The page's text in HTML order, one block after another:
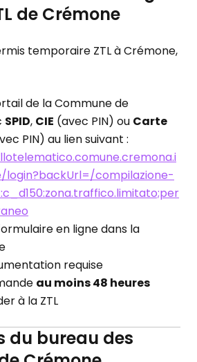
de Crémone
temporaire ZTL à Crémone,
de la Commune de
SPID, CIE (avec PIN) ou Carte
PIN) au lien suivant :
compilazione-
en ligne dans la
requise
au moins 48 heures
à la ZTL
du bureau des